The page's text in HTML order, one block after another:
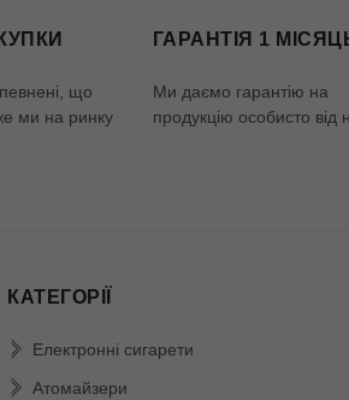
що
ми на ринку
ГАРАНТІЯ 1
Ми даємо гарантію на
продукцію особисто від
КАТЕГОРІЇ
Електронні сигарети
Атомайзери